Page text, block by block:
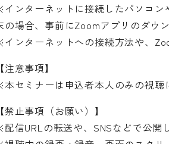
ンターネットに接続したパソコン
の場合、事前にZoomアプリのダウ
ンターネットへの接続方法や、
【注意事項】
セミナーは申込者本人のみの視聴
【禁止事項（お願い）】
信URLの転送や、SNSなどで公開